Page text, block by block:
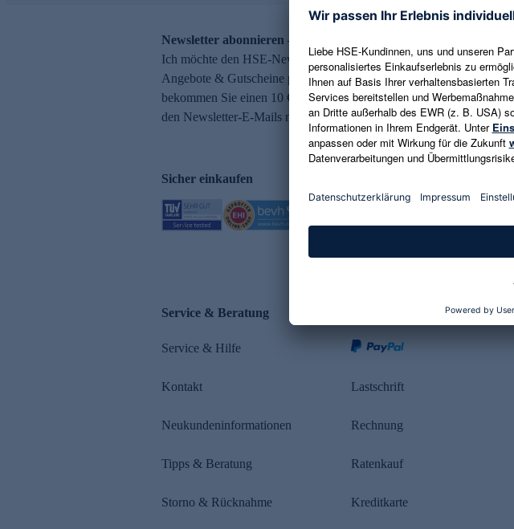
Newsletter abonnieren – 10 € Gutschein erhalten
Ich möchte den HSE-Newsletter abonnieren und aktuelle Trends,
Angebote & Gutscheine per E-Mail erhalten. Als Dankeschön
bekommen Sie einen 10 € Gutschein. Eine Abmeldung ist jederzeit in
den Newsletter-E-Mails möglich.
Sicher einkaufen
Service & Beratung
Service & Hilfe
Kontakt
Neukundeninformationen
Tipps & Beratung
Storno & Rücknahme
Lastschrift
Rechnung
Ratenkauf
Kreditkarte